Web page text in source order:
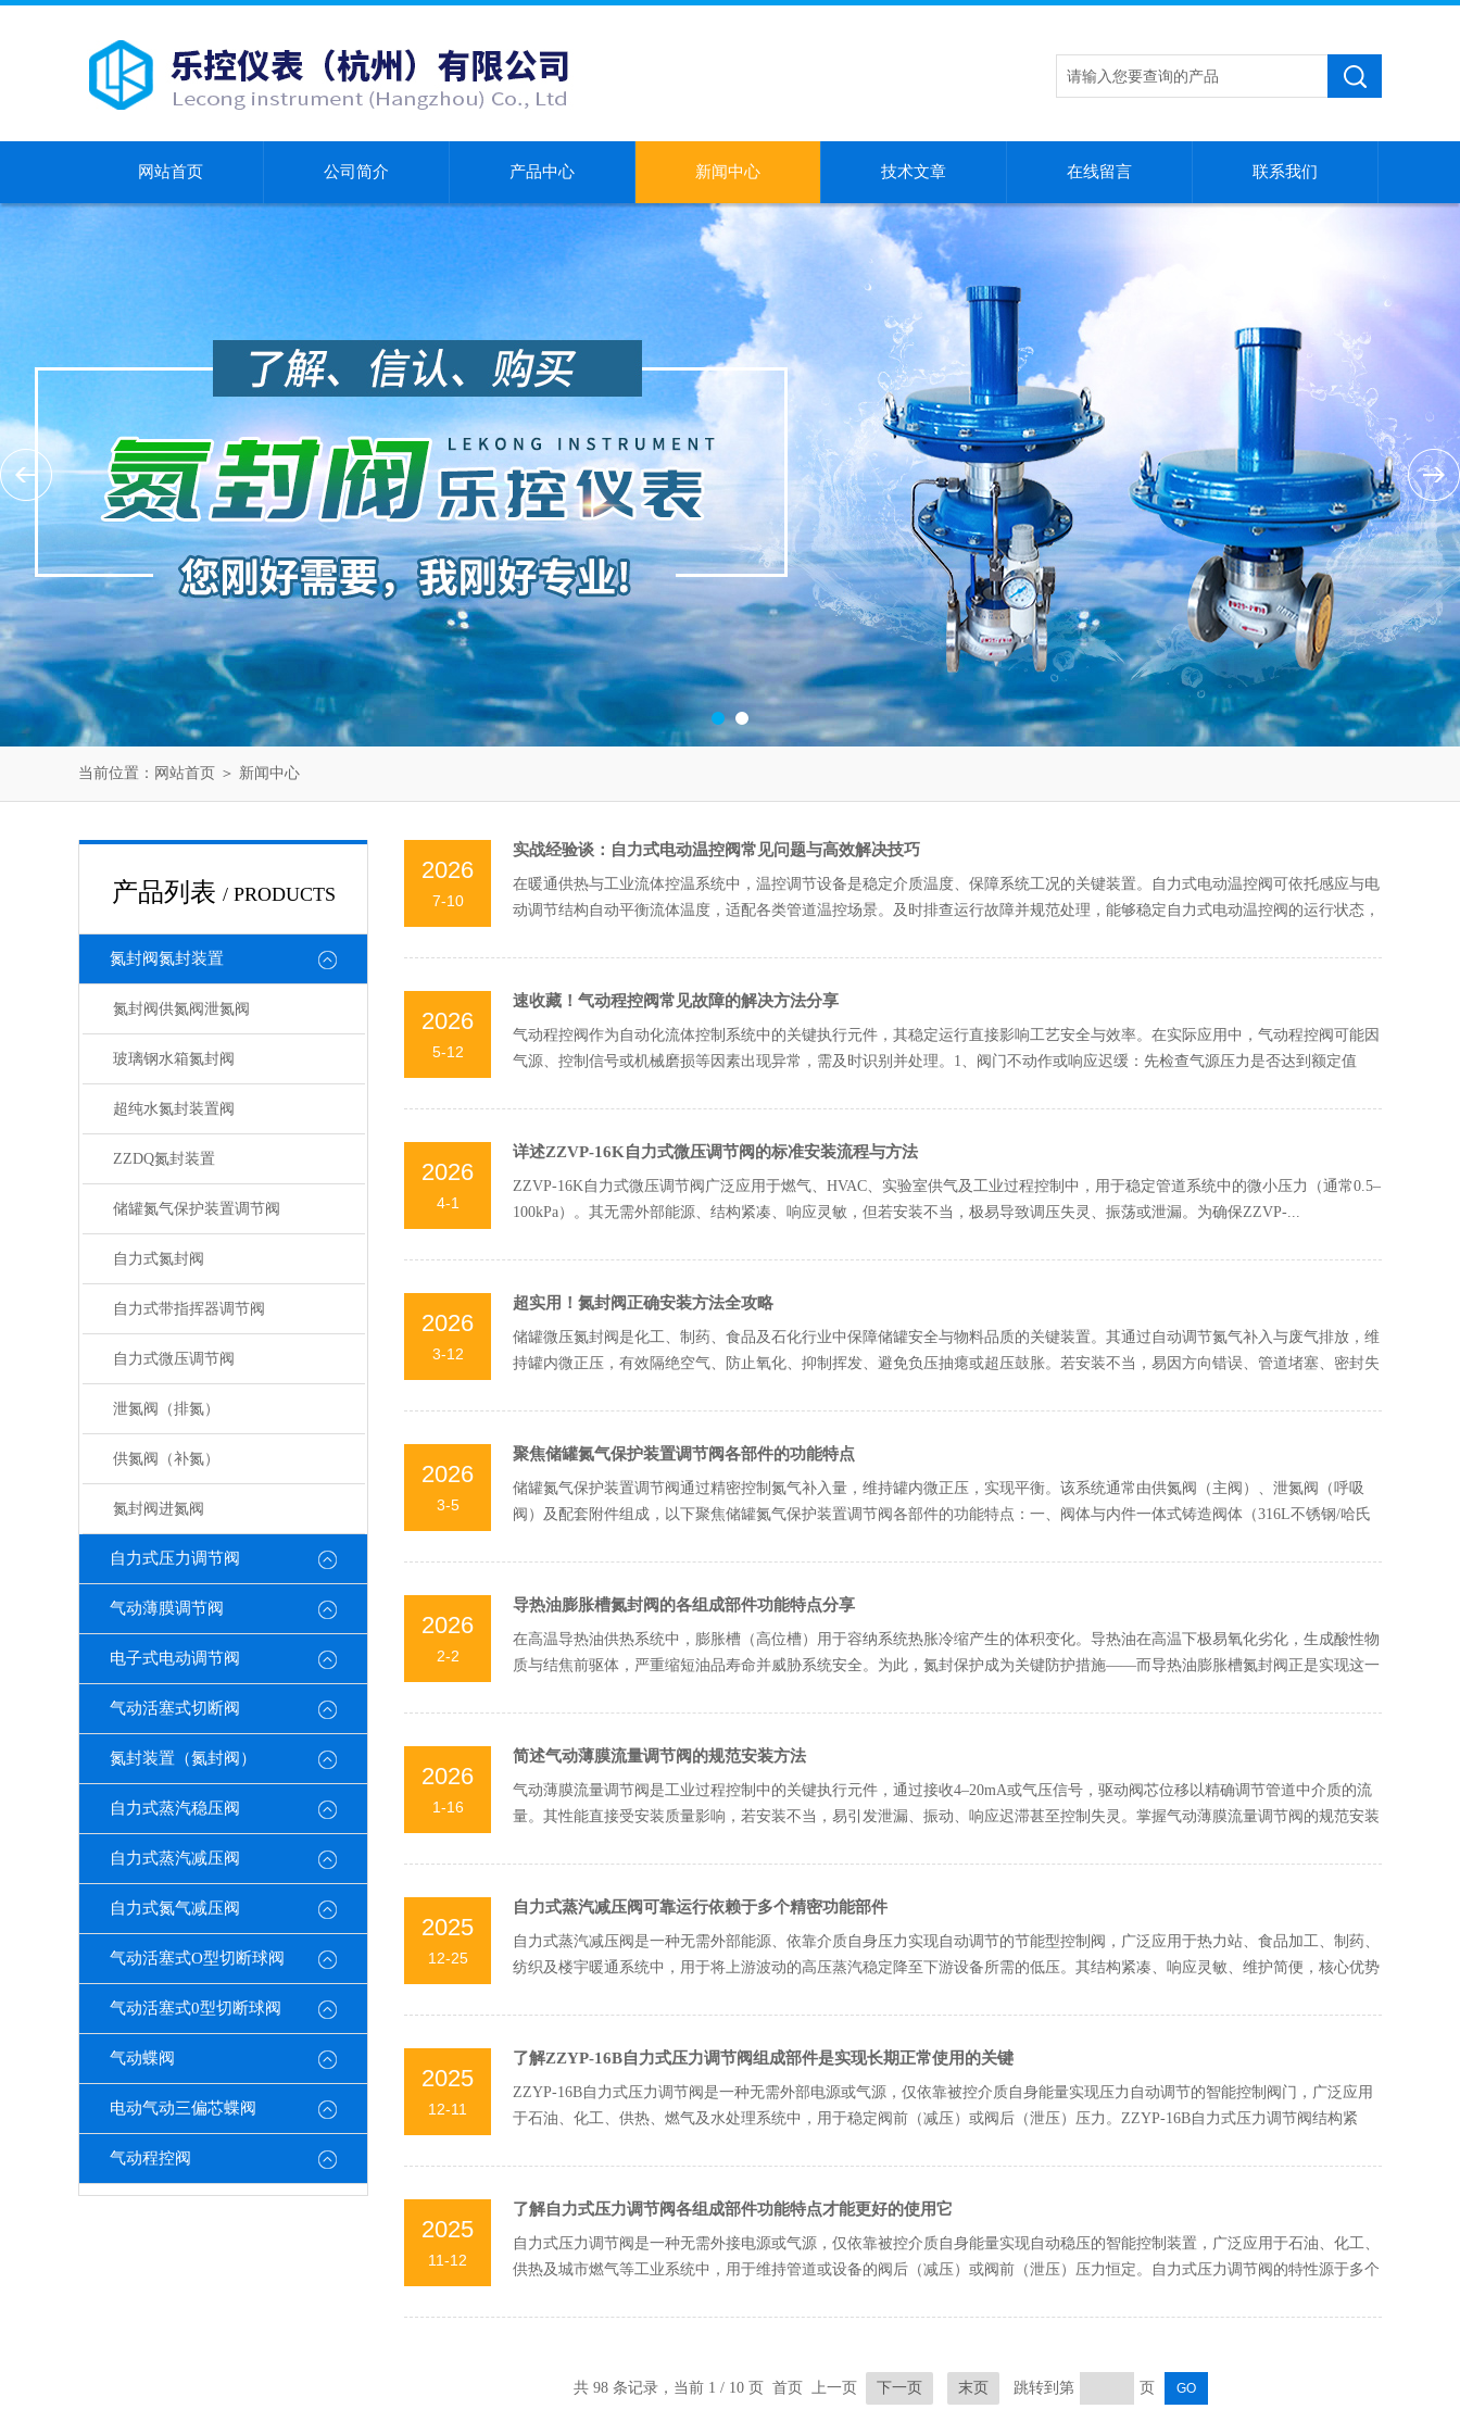
网站首页 公司简介 产品中心 新闻中心 技术文章 在线留言 联系我们
当前位置： 网站首页 ＞ 新闻中心
产品列表 / PRODUCTS
氮封阀氮封装置
氮封阀供氮阀泄氮阀
玻璃钢水箱氮封阀
超纯水氮封装置阀
ZZDQ氮封装置
储罐氮气保护装置调节阀
自力式氮封阀
自力式带指挥器调节阀
自力式微压调节阀
泄氮阀（排氮）
供氮阀（补氮）
氮封阀进氮阀
自力式压力调节阀
气动薄膜调节阀
电子式电动调节阀
气动活塞式切断阀
氮封装置（氮封阀）
自力式蒸汽稳压阀
自力式蒸汽减压阀
自力式氮气减压阀
气动活塞式O型切断球阀
气动活塞式0型切断球阀
气动蝶阀
电动气动三偏芯蝶阀
气动程控阀
2026
7-10
实战经验谈：自力式电动温控阀常见问题与高效解决技巧
在暖通供热与工业流体控温系统中，温控调节设备是稳定介质温度、保障系统工况的关键装置。自力式电动温控阀可依托感应与电
动调节结构自动平衡流体温度，适配各类管道温控场景。及时排查运行故障并规范处理，能够稳定自力式电动温控阀的运行状态，
2026
5-12
速收藏！气动程控阀常见故障的解决方法分享
气动程控阀作为自动化流体控制系统中的关键执行元件，其稳定运行直接影响工艺安全与效率。在实际应用中，气动程控阀可能因
气源、控制信号或机械磨损等因素出现异常，需及时识别并处理。1、阀门不动作或响应迟缓：先检查气源压力是否达到额定值
2026
4-1
详述ZZVP-16K自力式微压调节阀的标准安装流程与方法
ZZVP-16K自力式微压调节阀广泛应用于燃气、HVAC、实验室供气及工业过程控制中，用于稳定管道系统中的微小压力（通常0.5–
100kPa）。其无需外部能源、结构紧凑、响应灵敏，但若安装不当，极易导致调压失灵、振荡或泄漏。为确保ZZVP-...
2026
3-12
超实用！氮封阀正确安装方法全攻略
储罐微压氮封阀是化工、制药、食品及石化行业中保障储罐安全与物料品质的关键装置。其通过自动调节氮气补入与废气排放，维
持罐内微正压，有效隔绝空气、防止氧化、抑制挥发、避免负压抽瘪或超压鼓胀。若安装不当，易因方向错误、管道堵塞、密封失
2026
3-5
聚焦储罐氮气保护装置调节阀各部件的功能特点
储罐氮气保护装置调节阀通过精密控制氮气补入量，维持罐内微正压，实现平衡。该系统通常由供氮阀（主阀）、泄氮阀（呼吸
阀）及配套附件组成，以下聚焦储罐氮气保护装置调节阀各部件的功能特点：一、阀体与内件一体式铸造阀体（316L不锈钢/哈氏
2026
2-2
导热油膨胀槽氮封阀的各组成部件功能特点分享
在高温导热油供热系统中，膨胀槽（高位槽）用于容纳系统热胀冷缩产生的体积变化。导热油在高温下极易氧化劣化，生成酸性物
质与结焦前驱体，严重缩短油品寿命并威胁系统安全。为此，氮封保护成为关键防护措施——而导热油膨胀槽氮封阀正是实现这一
2026
1-16
简述气动薄膜流量调节阀的规范安装方法
气动薄膜流量调节阀是工业过程控制中的关键执行元件，通过接收4–20mA或气压信号，驱动阀芯位移以精确调节管道中介质的流
量。其性能直接受安装质量影响，若安装不当，易引发泄漏、振动、响应迟滞甚至控制失灵。掌握气动薄膜流量调节阀的规范安装
2025
12-25
自力式蒸汽减压阀可靠运行依赖于多个精密功能部件
自力式蒸汽减压阀是一种无需外部能源、依靠介质自身压力实现自动调节的节能型控制阀，广泛应用于热力站、食品加工、制药、
纺织及楼宇暖通系统中，用于将上游波动的高压蒸汽稳定降至下游设备所需的低压。其结构紧凑、响应灵敏、维护简便，核心优势
2025
12-11
了解ZZYP-16B自力式压力调节阀组成部件是实现长期正常使用的关键
ZZYP-16B自力式压力调节阀是一种无需外部电源或气源，仅依靠被控介质自身能量实现压力自动调节的智能控制阀门，广泛应用
于石油、化工、供热、燃气及水处理系统中，用于稳定阀前（减压）或阀后（泄压）压力。ZZYP-16B自力式压力调节阀结构紧
2025
11-12
了解自力式压力调节阀各组成部件功能特点才能更好的使用它
自力式压力调节阀是一种无需外接电源或气源，仅依靠被控介质自身能量实现自动稳压的智能控制装置，广泛应用于石油、化工、
供热及城市燃气等工业系统中，用于维持管道或设备的阀后（减压）或阀前（泄压）压力恒定。自力式压力调节阀的特性源于多个
共 98 条记录，当前 1 / 10 页 首页 上一页 下一页 末页 跳转到第 页